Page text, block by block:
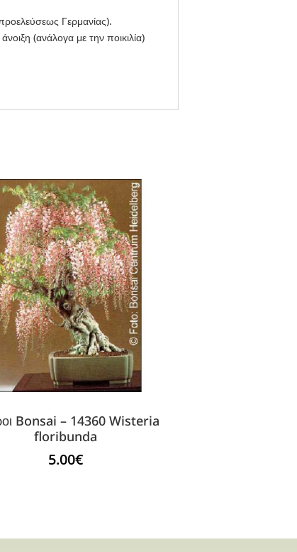
Γερμανίας).
(ανάλογα με την ποικιλία)
Bonsai – 14360 Wisteria
floribunda
5.00€